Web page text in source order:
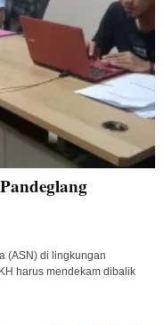
(ASN) di lingkungan
harus mendekam dibalik